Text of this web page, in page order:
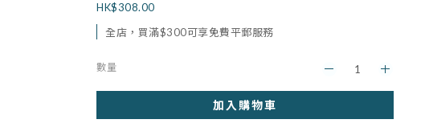
HK$308.00
全店，買滿$300可享免費平郵服務
數量
加入購物車